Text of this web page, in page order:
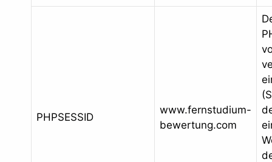
PHPSESSID
www.fernstudium-
bewertung.com